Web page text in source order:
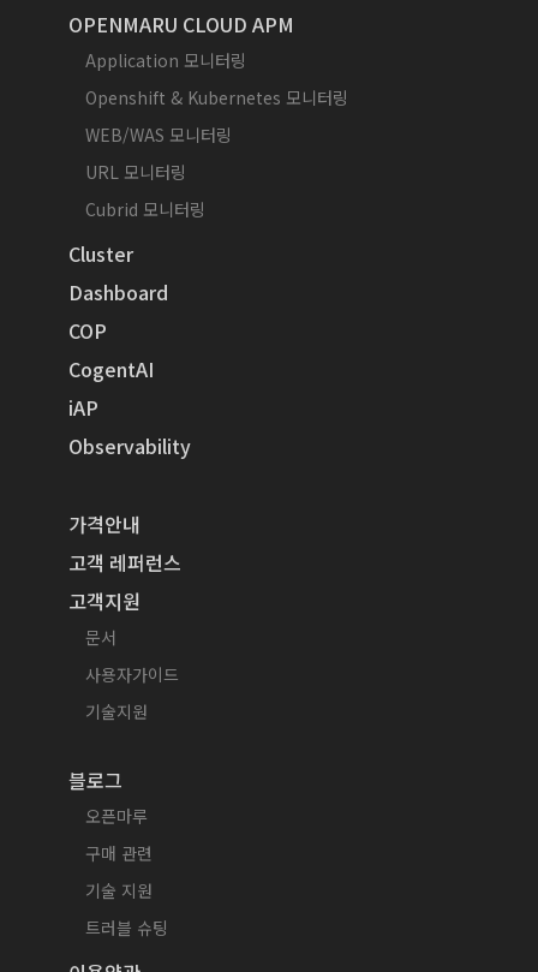
OPENMARU CLOUD APM
Application 모니터링
Openshift & Kubernetes 모니터링
WEB/WAS 모니터링
URL 모니터링
Cubrid 모니터링
Cluster
Dashboard
COP
CogentAI
iAP
Observability
가격안내
고객 레퍼런스
고객지원
문서
사용자가이드
기술지원
블로그
오픈마루
구매 관련
기술 지원
트러블 슈팅